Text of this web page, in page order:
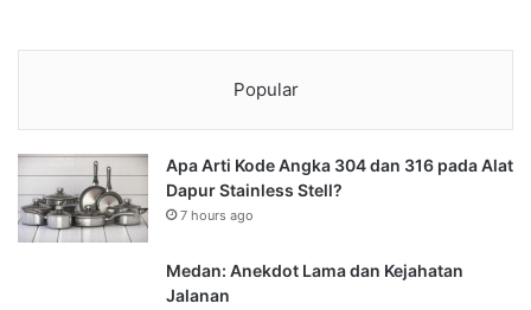
Popular
Apa Arti Kode Angka 304 dan 316 pada Alat
Dapur Stainless Stell?
7 hours ago
Medan: Anekdot Lama dan Kejahatan
Jalanan